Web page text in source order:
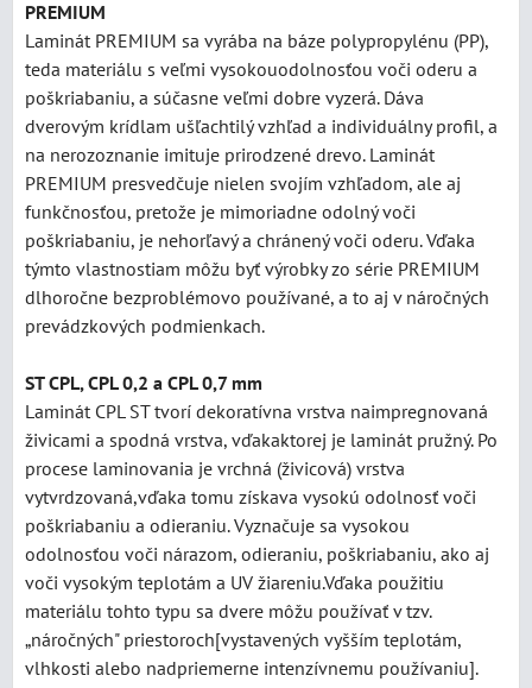
PREMIUM
Laminát PREMIUM sa vyrába na báze polypropylénu (PP),
teda materiálu s veľmi vysokouodolnosťou voči oderu a
poškriabaniu, a súčasne veľmi dobre vyzerá. Dáva
dverovým krídlam ušľachtilý vzhľad a individuálny profil, a
na nerozoznanie imituje prirodzené drevo. Laminát
PREMIUM presvedčuje nielen svojím vzhľadom, ale aj
funkčnosťou, pretože je mimoriadne odolný voči
poškriabaniu, je nehorľavý a chránený voči oderu. Vďaka
týmto vlastnostiam môžu byť výrobky zo série PREMIUM
dlhoročne bezproblémovo používané, a to aj v náročných
prevádzkových podmienkach.
ST CPL, CPL 0,2 a CPL 0,7 mm
Laminát CPL ST tvorí dekoratívna vrstva naimpregnovaná
živicami a spodná vrstva, vďakaktorej je laminát pružný. Po
procese laminovania je vrchná (živicová) vrstva
vytvrdzovaná,vďaka tomu získava vysokú odolnosť voči
poškriabaniu a odieraniu. Vyznačuje sa vysokou
odolnosťou voči nárazom, odieraniu, poškriabaniu, ako aj
voči vysokým teplotám a UV žiareniu.Vďaka použitiu
materiálu tohto typu sa dvere môžu používať v tzv.
„náročných" priestoroch[vystavených vyšším teplotám,
vlhkosti alebo nadpriemerne intenzívnemu používaniu].